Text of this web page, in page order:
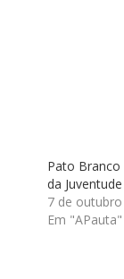
Pato Branco
da
7 de
Em "APauta"